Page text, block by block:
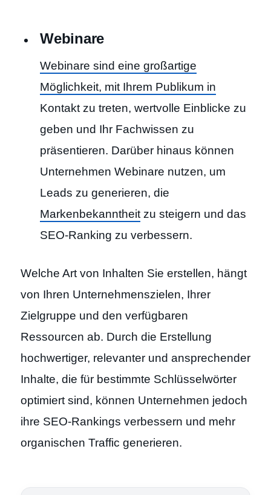
Webinare
Webinare sind eine großartige
Möglichkeit, mit Ihrem Publikum in
Kontakt zu treten, wertvolle Einblicke zu
geben und Ihr Fachwissen zu
präsentieren. Darüber hinaus können
Unternehmen Webinare nutzen, um
Leads zu generieren, die
Markenbekanntheit zu steigern und das
SEO-Ranking zu verbessern.
Welche Art von Inhalten Sie erstellen, hängt
von Ihren Unternehmenszielen, Ihrer
Zielgruppe und den verfügbaren
Ressourcen ab. Durch die Erstellung
hochwertiger, relevanter und ansprechender
Inhalte, die für bestimmte Schlüsselwörter
optimiert sind, können Unternehmen jedoch
ihre SEO-Rankings verbessern und mehr
organischen Traffic generieren.